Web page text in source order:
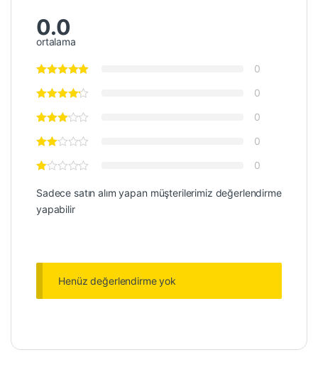
0.0
ortalama
0
0
0
0
0
Sadece satın alım yapan müşterilerimiz değerlendirme
yapabilir
Henüz değerlendirme yok